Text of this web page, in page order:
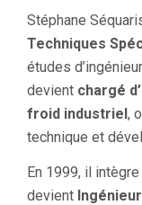
Stéphane
Techniques
études
devient chargé
froid industriel,
technique et
En 1999, il
devient